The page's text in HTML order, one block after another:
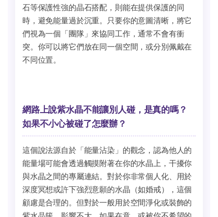
石等保護性強的晶石搭配，則能在提供保護的同
時，避免能量過於沉重。只要你的意圖清晰，將它
們視為一個「團隊」來協同工作，通常不會有衝
突。你可以將它們放在同一個空間，或分別佩戴在
不同位置。
網路上說紫水晶不能讓別人碰，是真的嗎？
如果不小心被碰了怎麼辦？
這個說法源自於「能量沾染」的觀念，認為他人的
能量場可能會透過觸摸附著在你的水晶上，干擾你
與水晶之間的專屬連結。對於你非常個人化、用於
深度冥想或許下強烈意願的水晶（如婚戒），這個
顧慮是合理的。但對於一般用於空間淨化或裝飾的